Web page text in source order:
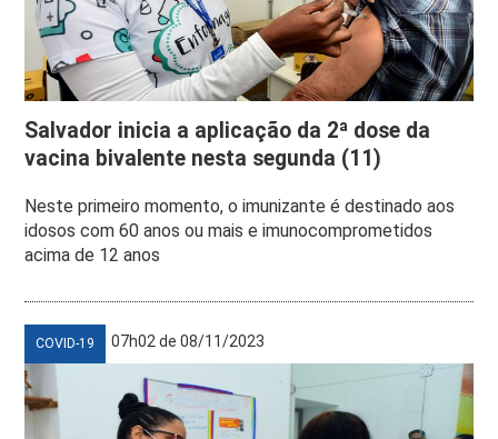
Salvador inicia a aplicação da 2ª dose da
vacina bivalente nesta segunda (11)
Neste primeiro momento, o imunizante é destinado aos
idosos com 60 anos ou mais e imunocomprometidos
acima de 12 anos
COVID-19 07h02 de 08/11/2023